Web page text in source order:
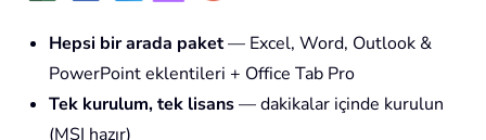
Hepsi bir arada paket— Excel, Word, Outlook &
PowerPoint eklentileri + Office Tab Pro
Tek kurulum, tek lisans— dakikalar içinde kurulun
(MSI hazır)